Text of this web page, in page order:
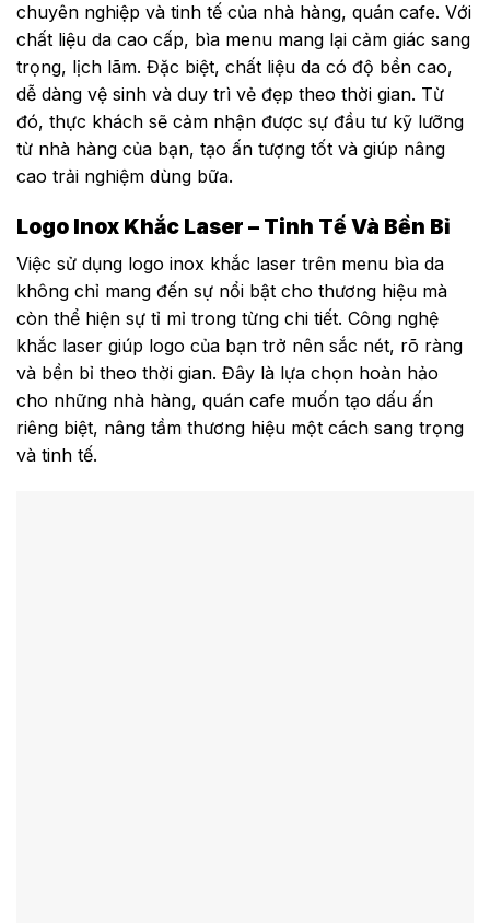
chuyên nghiệp và tinh tế của nhà hàng, quán cafe. Với
chất liệu da cao cấp, bìa menu mang lại cảm giác sang
trọng, lịch lãm. Đặc biệt, chất liệu da có độ bền cao,
dễ dàng vệ sinh và duy trì vẻ đẹp theo thời gian. Từ
đó, thực khách sẽ cảm nhận được sự đầu tư kỹ lưỡng
từ nhà hàng của bạn, tạo ấn tượng tốt và giúp nâng
cao trải nghiệm dùng bữa.
Logo Inox Khắc Laser – Tinh Tế Và Bền Bỉ
Việc sử dụng logo inox khắc laser trên menu bìa da
không chỉ mang đến sự nổi bật cho thương hiệu mà
còn thể hiện sự tỉ mỉ trong từng chi tiết. Công nghệ
khắc laser giúp logo của bạn trở nên sắc nét, rõ ràng
và bền bỉ theo thời gian. Đây là lựa chọn hoàn hảo
cho những nhà hàng, quán cafe muốn tạo dấu ấn
riêng biệt, nâng tầm thương hiệu một cách sang trọng
và tinh tế.